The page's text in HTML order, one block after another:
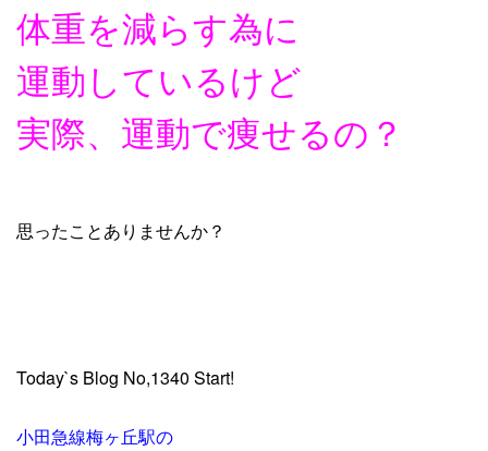
体重を減らす為に
運動しているけど
実際、運動で痩せるの？
思ったことありませんか？
Today`s Blog No,1340 Start!
小田急線梅ヶ丘駅の